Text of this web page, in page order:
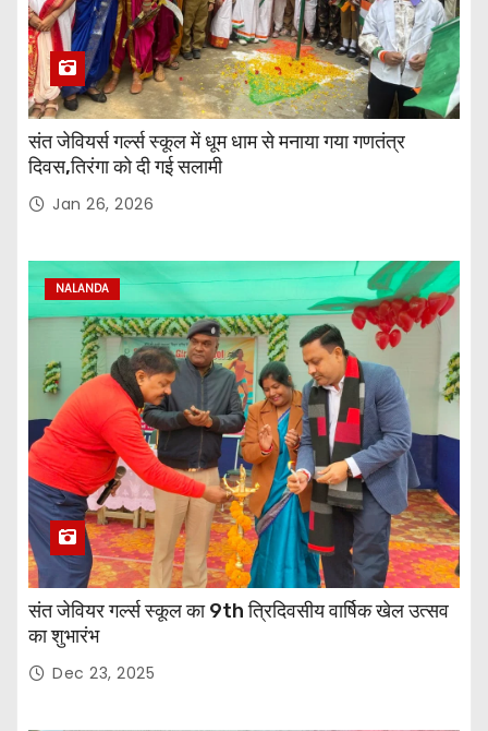
संत जेवियर्स गर्ल्स स्कूल में धूम धाम से मनाया गया गणतंत्र
दिवस,तिरंगा को दी गई सलामी
Jan 26, 2026
NALANDA
संत जेवियर गर्ल्स स्कूल का 9th त्रिदिवसीय वार्षिक खेल उत्सव
का शुभारंभ
Dec 23, 2025